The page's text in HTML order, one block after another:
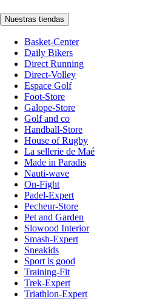
Nuestras tiendas
Basket-Center
Daily Bikers
Direct Running
Direct-Volley
Espace Golf
Foot-Store
Galope-Store
Golf and co
Handball-Store
House of Rugby
La sellerie de Maé
Made in Paradis
Nauti-wave
On-Fight
Padel-Expert
Pecheur-Store
Pet and Garden
Slowood Interior
Smash-Expert
Sneakids
Sport is good
Training-Fit
Trek-Expert
Triathlon-Expert